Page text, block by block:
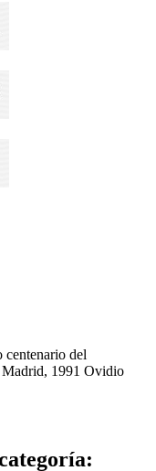
centenario del
Madrid, 1991 Ovidio